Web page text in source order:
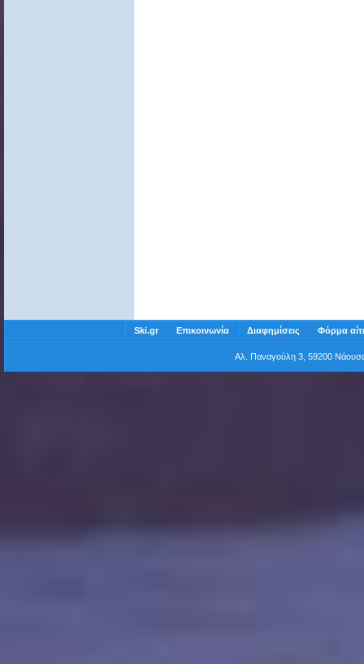
Ski.gr Επικοινωνία Διαφημίσεις Φόρμα
Αλ. Παναγούλη 3, 59200